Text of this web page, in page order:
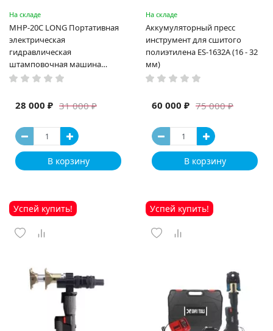
На складе
MHP-20C LONG Портативная
электрическая
гидравлическая
штамповочная машина
высокая мощность и мощный
машина
31 000 ₽
28 000 ₽
В корзину
На складе
Аккумуляторный пресс
инструмент для сшитого
полиэтилена ES-1632A (16 - 32
мм)
75 000 ₽
60 000 ₽
В корзину
Успей купить! Успей купить!